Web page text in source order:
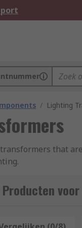
/ Lighting
that
an
series of taps. In
Producten